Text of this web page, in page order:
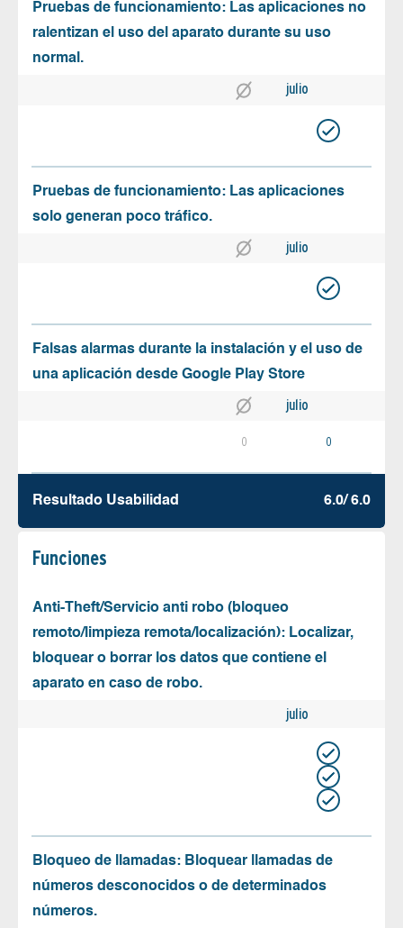
Pruebas de funcionamiento: Las aplicaciones no
ralentizan el uso del aparato durante su uso
normal.
julio
Pruebas de funcionamiento: Las aplicaciones
solo generan poco tráfico.
julio
Falsas alarmas durante la instalación y el uso de
una aplicación desde Google Play Store
julio
0 0
Resultado Usabilidad 6.0/ 6.0
Funciones
Anti-Theft/Servicio anti robo (bloqueo
remoto/limpieza remota/localización): Localizar,
bloquear o borrar los datos que contiene el
aparato en caso de robo.
julio
Bloqueo de llamadas: Bloquear llamadas de
números desconocidos o de determinados
números.